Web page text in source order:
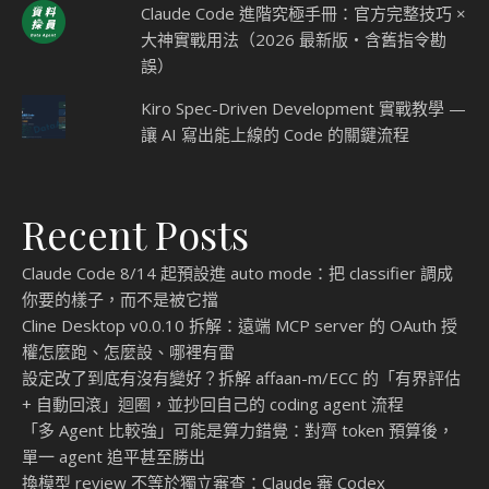
Claude Code 進階究極手冊：官方完整技巧 ×
大神實戰用法（2026 最新版・含舊指令勘
誤）
Kiro Spec-Driven Development 實戰教學 —
讓 AI 寫出能上線的 Code 的關鍵流程
Recent Posts
Claude Code 8/14 起預設進 auto mode：把 classifier 調成
你要的樣子，而不是被它擋
Cline Desktop v0.0.10 拆解：遠端 MCP server 的 OAuth 授
權怎麼跑、怎麼設、哪裡有雷
設定改了到底有沒有變好？拆解 affaan-m/ECC 的「有界評估
+ 自動回滾」迴圈，並抄回自己的 coding agent 流程
「多 Agent 比較強」可能是算力錯覺：對齊 token 預算後，
單一 agent 追平甚至勝出
換模型 review 不等於獨立審查：Claude 審 Codex